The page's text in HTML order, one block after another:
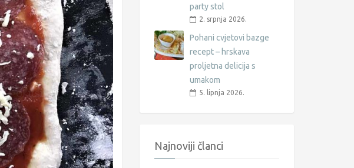
party stol
2. srpnja 2026.
Pohani cvjetovi bazge
recept – hrskava
proljetna delicija s
umakom
5. lipnja 2026.
Najnoviji članci